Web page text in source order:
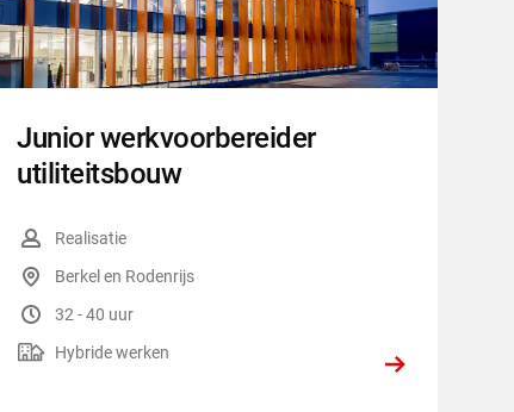
Junior werkvoorbereider
utiliteitsbouw
Functiegroep:
Realisatie
Locatie:
Berkel en Rodenrijs
Uren per week:
32 - 40 uur
Hybride werken:
Hybride werken